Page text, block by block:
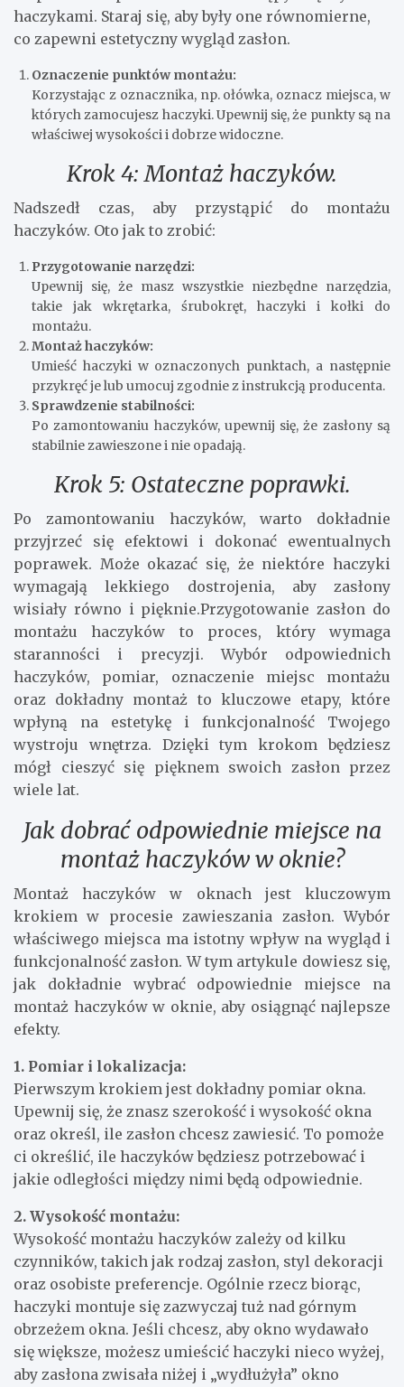
haczykami. Staraj się, aby były one równomierne,
co zapewni estetyczny wygląd zasłon.
Oznaczenie punktów montażu:
Korzystając z oznacznika, np. ołówka, oznacz miejsca, w
których zamocujesz haczyki. Upewnij się, że punkty są na
właściwej wysokości i dobrze widoczne.
Krok 4: Montaż haczyków.
Nadszedł czas, aby przystąpić do montażu
haczyków. Oto jak to zrobić:
Przygotowanie narzędzi:
Upewnij się, że masz wszystkie niezbędne narzędzia,
takie jak wkrętarka, śrubokręt, haczyki i kołki do
montażu.
Montaż haczyków:
Umieść haczyki w oznaczonych punktach, a następnie
przykręć je lub umocuj zgodnie z instrukcją producenta.
Sprawdzenie stabilności:
Po zamontowaniu haczyków, upewnij się, że zasłony są
stabilnie zawieszone i nie opadają.
Krok 5: Ostateczne poprawki.
Po zamontowaniu haczyków, warto dokładnie
przyjrzeć się efektowi i dokonać ewentualnych
poprawek. Może okazać się, że niektóre haczyki
wymagają lekkiego dostrojenia, aby zasłony
wisiały równo i pięknie.Przygotowanie zasłon do
montażu haczyków to proces, który wymaga
staranności i precyzji. Wybór odpowiednich
haczyków, pomiar, oznaczenie miejsc montażu
oraz dokładny montaż to kluczowe etapy, które
wpłyną na estetykę i funkcjonalność Twojego
wystroju wnętrza. Dzięki tym krokom będziesz
mógł cieszyć się pięknem swoich zasłon przez
wiele lat.
Jak dobrać odpowiednie miejsce na
montaż haczyków w oknie?
Montaż haczyków w oknach jest kluczowym
krokiem w procesie zawieszania zasłon. Wybór
właściwego miejsca ma istotny wpływ na wygląd i
funkcjonalność zasłon. W tym artykule dowiesz się,
jak dokładnie wybrać odpowiednie miejsce na
montaż haczyków w oknie, aby osiągnąć najlepsze
efekty.
1. Pomiar i lokalizacja:
Pierwszym krokiem jest dokładny pomiar okna.
Upewnij się, że znasz szerokość i wysokość okna
oraz określ, ile zasłon chcesz zawiesić. To pomoże
ci określić, ile haczyków będziesz potrzebować i
jakie odległości między nimi będą odpowiednie.
2. Wysokość montażu:
Wysokość montażu haczyków zależy od kilku
czynników, takich jak rodzaj zasłon, styl dekoracji
oraz osobiste preferencje. Ogólnie rzecz biorąc,
haczyki montuje się zazwyczaj tuż nad górnym
obrzeżem okna. Jeśli chcesz, aby okno wydawało
się większe, możesz umieścić haczyki nieco wyżej,
aby zasłona zwisała niżej i „wydłużyła” okno